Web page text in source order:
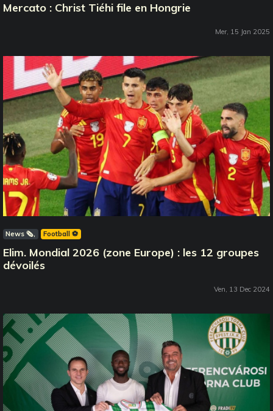
Mercato : Christ Tiéhi file en Hongrie
Mer, 15 Jan 2025
News 🗞️ Football ⚽️
Elim. Mondial 2026 (zone Europe) : les 12 groupes
dévoilés
Ven, 13 Dec 2024